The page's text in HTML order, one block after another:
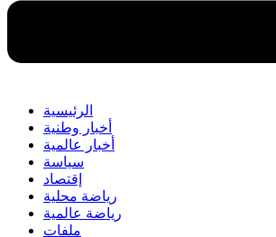
الرئيسية
أخبار وطنية
أخبار عالمية
سياسة
إقتصاد
رياضة محلية
رياضة عالمية
ملفات